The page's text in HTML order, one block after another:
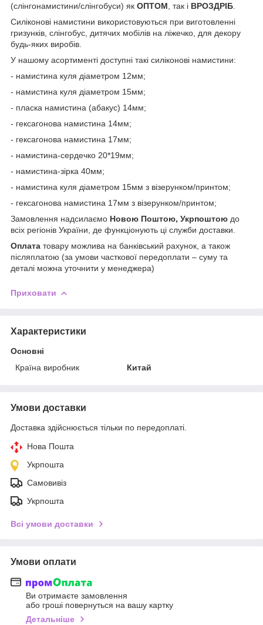
(слінгонамистини/слінгобуси) як ОПТОМ , так і ВРОЗДРІБ
Силіконові намистини використовуються при виготовленні
гризунків, слінгобус, дитячих мобілів на ліжечко, для декору
будь-яких виробів.
У нашому асортименті доступні такі силіконові намистини:
- намистина куля діаметром 12мм;
- намистина куля діаметром 15мм;
- пласка намистина (абакус) 14мм;
- гексагонова намистина 14мм;
- гексагонова намистина 17мм;
- намистина-сердечко 20*19мм;
- намистина-зірка 40мм;
- намистина куля діаметром 15мм з візерунком/принтом;
- гексагонова намистина 17мм з візерунком/принтом;
Замовлення надсилаємо Новою Поштою, Укрпоштою до
всіх регіонів України, де функціонують ці служби доставки.
Оплата товару можлива на банківський рахунок, а також
післяплатою (за умови часткової передоплати – суму та
деталі можна уточнити у менеджера)
Приховати
Характеристики
Основні
Країна виробник
Китай
Умови доставки
Доставка здійснюється тільки по передоплаті.
Нова Пошта
Укрпошта
Самовивіз
Укрпошта
Всі умови доставки
Умови оплати
Ви отримаєте замовлення
або гроші повернуться на вашу картку
Детальніше